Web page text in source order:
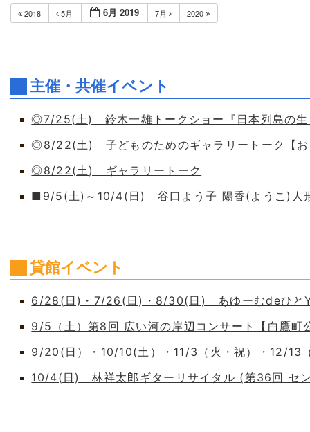
2018 5月 6月 2019 7月 2020
主催・共催イベント
◎7/25(土) 鈴木一雄トークショー『日本列島の生
◎8/22(土) 子どものためのギャラリートーク【お
◎8/22(土) ギャラリートーク
■9/5(土)～10/4(日) 谷口よう子 陽香(ようこ)人
貸館イベント
6/28(日)・7/26(日)・8/30(日) あゆーむdeひと
9/5（土）第8回 広い河の岸辺コンサート【白鷹町
9/20(日）・10/10(土）・11/3（火・祝）・12/
10/4(日) 林祥太郎ギターリサイタル (第36回 セ